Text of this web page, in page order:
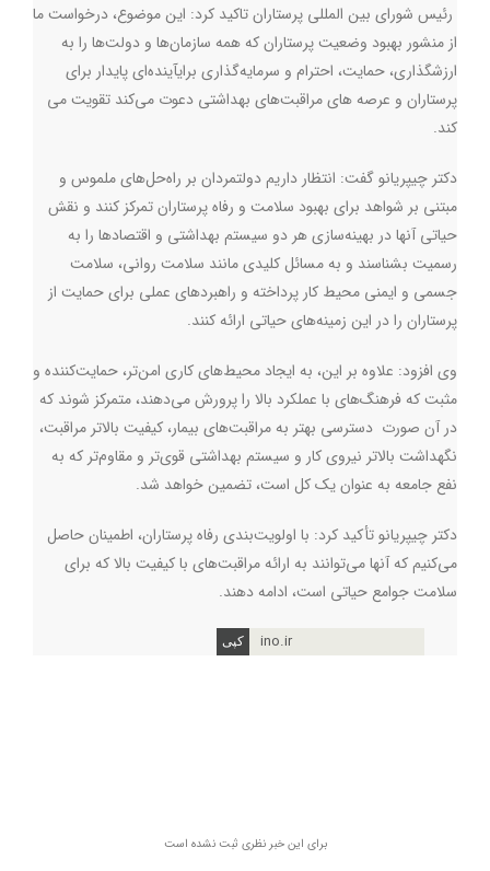
رئیس شورای بین المللی پرستاران تاکید کرد: این موضوع، درخواست ما
از منشور بهبود وضعیت پرستاران که همه سازمان‌ها و دولت‌ها را به
ارزشگذاری، حمایت، احترام و سرمایه‌گذاری برایآینده‌ای پایدار برای
پرستاران و عرصه های مراقبت‌های بهداشتی دعوت می‌کند تقویت می
کند.
دکتر چیپریانو گفت: انتظار داریم دولتمردان بر راه‌حل‌های ملموس و
مبتنی بر شواهد برای بهبود سلامت و رفاه پرستاران تمرکز کنند و نقش
حیاتی آنها در بهینه‌سازی هر دو سیستم بهداشتی و اقتصادها را به
رسمیت بشناسند و به مسائل کلیدی مانند سلامت روانی، سلامت
جسمی و ایمنی محیط کار پرداخته و راهبردهای عملی برای حمایت از
پرستاران را در این زمینه‌های حیاتی ارائه کنند.
وی افزود: علاوه بر این، به ایجاد محیط‌های کاری امن‌تر، حمایت‌کننده و
مثبت که فرهنگ‌های با عملکرد بالا را پرورش می‌دهند، متمرکز شوند که
در آن صورت دسترسی بهتر به مراقبت‌های بیمار، کیفیت بالاتر مراقبت،
نگهداشت بالاتر نیروی کار و سیستم بهداشتی قوی‌تر و مقاوم‌تر که به
نفع جامعه به عنوان یک کل است، تضمین خواهد شد.
دکتر چیپریانو تأکید کرد: با اولویت‌بندی رفاه پرستاران، اطمینان حاصل
می‌کنیم که آنها می‌توانند به ارائه مراقبت‌های با کیفیت بالا که برای
سلامت جوامع حیاتی است، ادامه دهند.
ino.ir
برای این خبر نظری ثبت نشده است